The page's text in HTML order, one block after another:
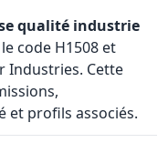
qualité industrie
code H1508 et
Industries. Cette
et profils associés.